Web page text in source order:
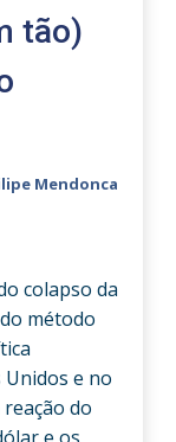
tão)
Mendonca
colapso da
método
Unidos e no
do